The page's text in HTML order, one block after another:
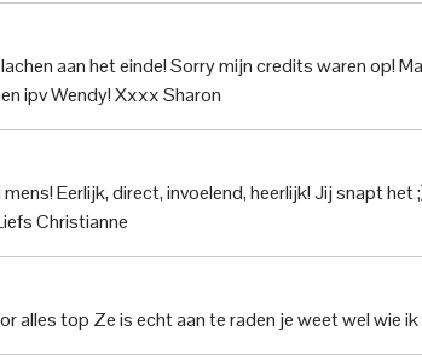
aan het einde! Sorry mijn credits waren op!
ipv Wendy! Xxxx Sharon
Eerlijk, direct, invoelend, heerlijk! Jij snapt
Christianne
alles top Ze is echt aan te raden je weet wel wie